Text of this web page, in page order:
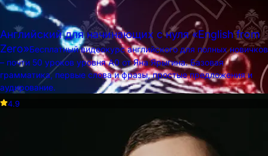
4.9
Английский для начинающих с нуля «English from
Zero»Бесплатный видеокурс английского для полных новичков
– почти 50 уроков уровня A0 от Яна Ярыгина. Базовая
грамматика, первые слова и фразы, простые предложения и
аудирование.